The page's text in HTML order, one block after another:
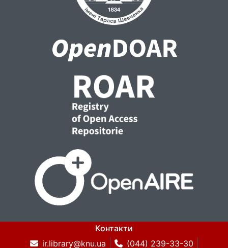
Контакти
ir.library@knu.ua
(044) 239-33-30